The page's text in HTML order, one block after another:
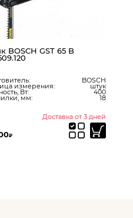
Доставка от